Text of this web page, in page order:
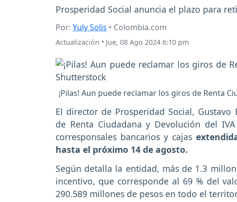
Prosperidad Social anuncia el plazo para
Por: Yuly Solis • Colombia.com
Actualización • Jue, 08 Ago 2024 6:10 pm
¡Pilas! Aun puede reclamar los giros de Renta
El director de Prosperidad Social,
de Renta Ciudadana y Devolución del
corresponsales bancarios y cajas
hasta el próximo 14 de agosto.
Según detalla la entidad, más de 1.3
incentivo, que corresponde al 69 % del
290.589 millones de pesos en todo el